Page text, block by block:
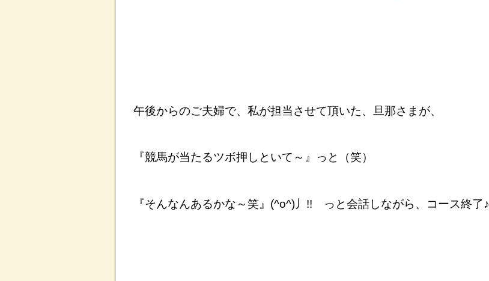
午後からのご夫婦で、私が担当させて頂いた、旦那さまが、
『競馬が当たるツボ押しといて～』っと（笑）
『そんなんあるかな～笑』(^o^)丿!! っと会話しながら、コース終了♪